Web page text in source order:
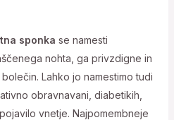
sponka se namesti
nohta, ga privzdigne in
Lahko jo namestimo tudi
obravnavani, diabetikih,
vnetje. Najpomembneje